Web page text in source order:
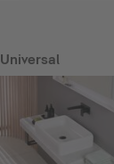
Universal